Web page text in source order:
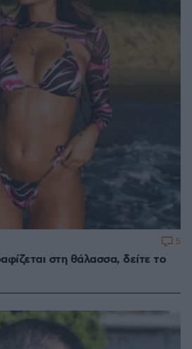
στη θάλασσα, δείτε το
5